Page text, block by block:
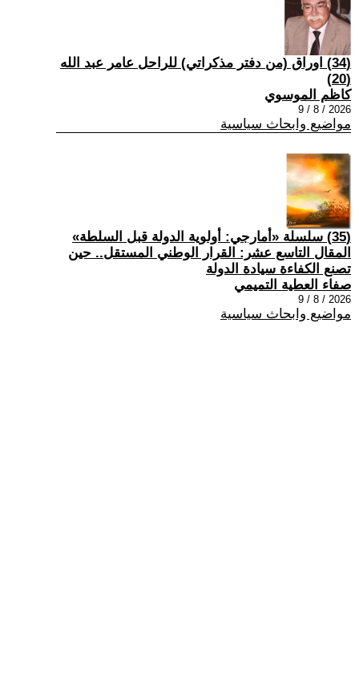
(34) اوراق (من دفتر مذكراتي) للراحل عامر عبد الله
(20)
كاظم الموسوي
2026 / 8 / 9
مواضيع وابحاث سياسية
(35) سلسلة «أمارجي: أولوية الدولة قبل السلطة»
المقال التاسع عشر: القرار الوطني المستقل.. حين
تصنع الكفاءة سيادة الدولة
صفاء العطية التميمي
2026 / 8 / 9
مواضيع وابحاث سياسية